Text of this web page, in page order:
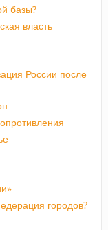
базы?
власть
России после
городов?